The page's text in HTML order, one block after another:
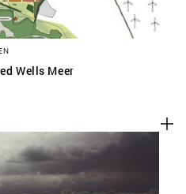
Wells Meer